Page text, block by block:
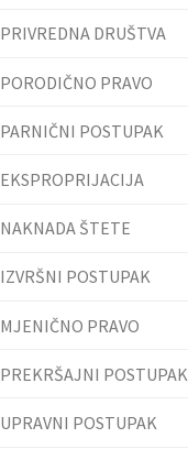
PRIVREDNA DRUŠTVA
PORODIČNO PRAVO
PARNIČNI POSTUPAK
EKSPROPRIJACIJA
NAKNADA ŠTETE
IZVRŠNI POSTUPAK
MJENIČNO PRAVO
PREKRŠAJNI POSTUPAK
UPRAVNI POSTUPAK